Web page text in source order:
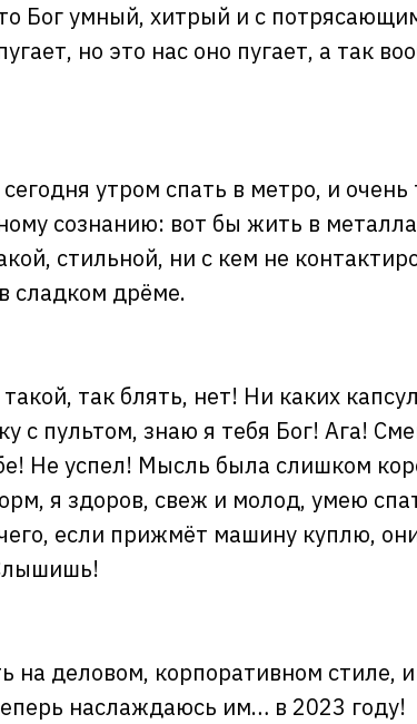
Бог умный, хитрый и с
но это нас оно пугает, а так
утром спать в метро, и
сознанию: вот бы жить в
стильной, ни с кем не
сладком дрёме.
так блять, нет! Ни каких
с пультом, знаю я тебя Бог! Ага!
Не успел! Мысль была слишком
я здоров, свеж и молод, умею
если прижмёт машину куплю,
на деловом, корпоративном стиле,
наслаждаюсь им… в 2023 году!